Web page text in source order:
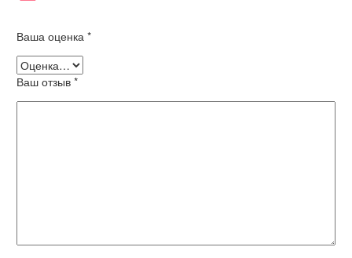
Ваша оценка *
Ваш отзыв *